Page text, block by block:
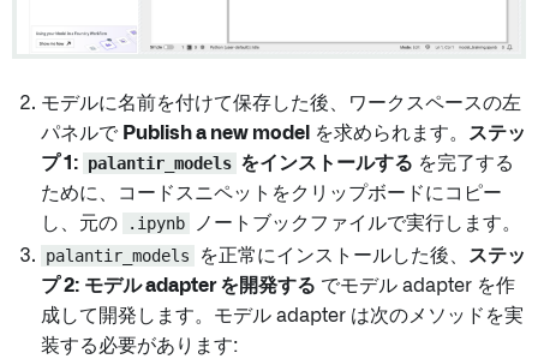
モデルに名前を付けて保存した後、ワークスペースの左
パネルで Publish a new model を求められます。 ステッ
プ 1: palantir_models をインストールする を完了する
ために、コードスニペットをクリップボードにコピー
し、元の
.ipynb
ノートブックファイルで実行します。
palantir_models
を正常にインストールした後、 ステッ
プ 2: モデル adapter を開発する でモデル adapter を作
成して開発します。モデル adapter は次のメソッドを実
装する必要があります: